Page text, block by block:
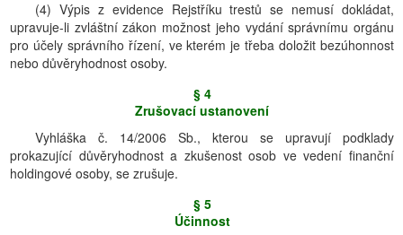
(4) Výpis z evidence Rejstříku trestů se nemusí dokládat,
upravuje-li zvláštní zákon možnost jeho vydání správnímu orgánu
pro účely správního řízení, ve kterém je třeba doložit bezúhonnost
nebo důvěryhodnost osoby.
§ 4
Zrušovací ustanovení
Vyhláška č. 14/2006 Sb., kterou se upravují podklady
prokazující důvěryhodnost a zkušenost osob ve vedení finanční
holdingové osoby, se zrušuje.
§ 5
Účinnost